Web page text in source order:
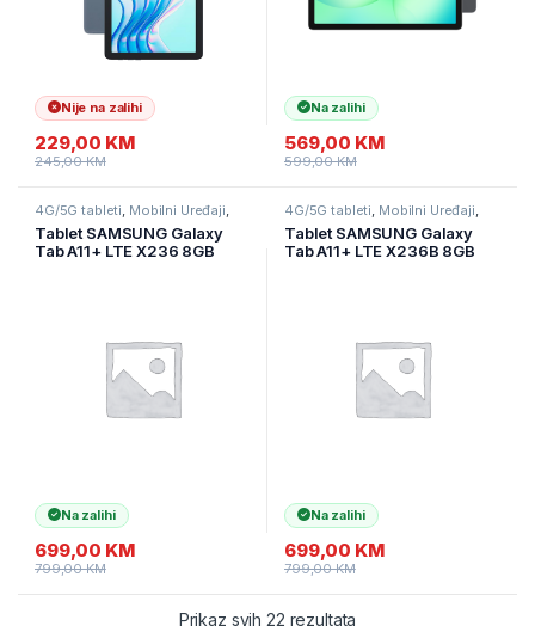
Nije na zalihi
229,00 KM
245,00KM
Na zalihi
569,00 KM
599,00KM
4G/5G tableti, Mobilni Uređaji,
Tablet SAMSUNG Galaxy
Tab A11+ LTE X236 8GB
Na zalihi
699,00 KM
799,00KM
4G/5G tableti, Mobilni Uređaji,
Tablet SAMSUNG Galaxy
Tab A11+ LTE X236B 8GB
Na zalihi
699,00 KM
799,00KM
Prikaz svih 22 rezultata